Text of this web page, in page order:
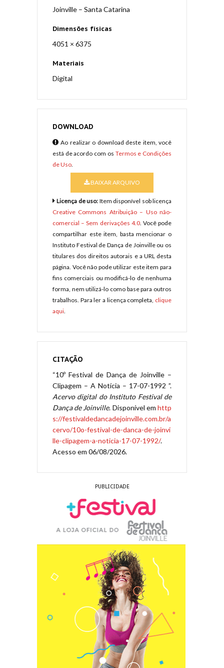
Joinville – Santa Catarina
Dimensões físicas
4051 × 6375
Materiais
Digital
DOWNLOAD
Ao realizar o download deste item, você
está de acordo com os Termos e Condições
de Uso.
BAIXAR ARQUIVO
Licença de uso: Item disponível sob licença
Creative Commons Atribuição – Uso não-
comercial – Sem derivações 4.0. Você pode
compartilhar este item, basta mencionar o
Instituto Festival de Dança de Joinville ou os
titulares dos direitos autorais e a URL desta
página. Você não pode utilizar este item para
fins comerciais ou modificá-lo de nenhuma
forma, nem utilizá-lo como base para outros
trabalhos. Para ler a licença completa, clique
aqui.
CITAÇÃO
“10º Festival de Dança de Joinville –
Clipagem – A Notícia – 17-07-1992 ”.
Acervo digital do Instituto Festival de
Dança de Joinville. Disponível emhttp
s://festivaldedancadejoinville.com.br/a
cervo/10o-festival-de-danca-de-joinvi
lle-clipagem-a-noticia-17-07-1992/.
Acesso em 06/08/2026.
PUBLICIDADE